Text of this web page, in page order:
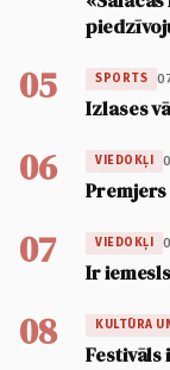
05 SPORTS
Izlases
06 VIEDOKĻI
Premjers
07 VIEDOKĻI
Ir
08 KULTŪRA
Festivāls